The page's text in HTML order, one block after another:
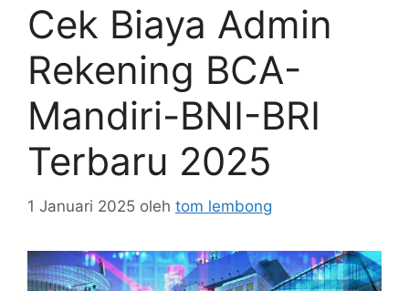
Cek Biaya Admin
Rekening BCA-
Mandiri-BNI-BRI
Terbaru 2025
1 Januari 2025 oleh tom lembong